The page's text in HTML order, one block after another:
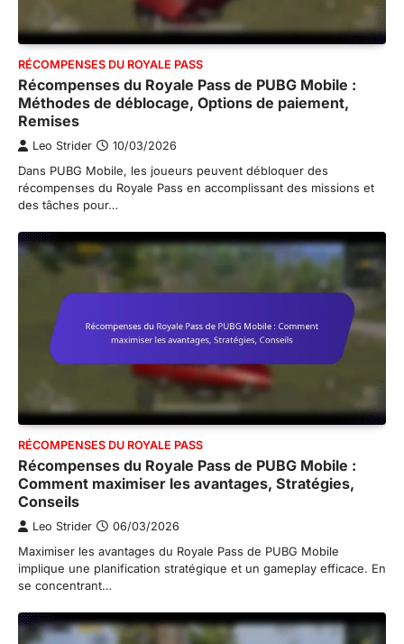
RÉCOMPENSES DU ROYALE PASS
Récompenses du Royale Pass de PUBG Mobile :
Méthodes de déblocage, Options de paiement,
Remises
Leo Strider 10/03/2026
Dans PUBG Mobile, les joueurs peuvent débloquer des
récompenses du Royale Pass en accomplissant des missions et
des tâches pour…
RÉCOMPENSES DU ROYALE PASS
Récompenses du Royale Pass de PUBG Mobile :
Comment maximiser les avantages, Stratégies,
Conseils
Leo Strider 06/03/2026
Maximiser les avantages du Royale Pass de PUBG Mobile
implique une planification stratégique et un gameplay efficace. En
se concentrant…